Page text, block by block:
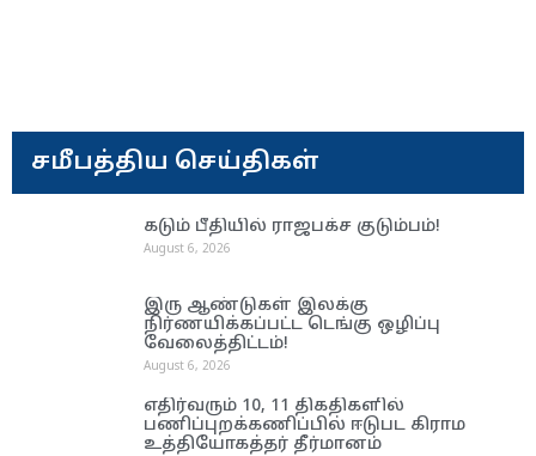
சமீபத்திய செய்திகள்
கடும் பீதியில் ராஜபக்ச குடும்பம்!
August 6, 2026
இரு ஆண்டுகள் இலக்கு
நிர்ணயிக்கப்பட்ட டெங்கு ஒழிப்பு
வேலைத்திட்டம்!
August 6, 2026
எதிர்வரும் 10, 11 திகதிகளில்
பணிப்புறக்கணிப்பில் ஈடுபட கிராம
உத்தியோகத்தர் தீர்மானம்